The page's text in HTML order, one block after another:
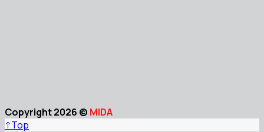
Copyright 2026 © MIDA
↑Top